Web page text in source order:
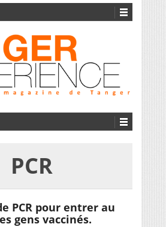
PCR
PCR pour entrer au
gens vaccinés.